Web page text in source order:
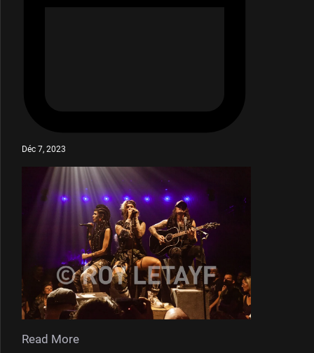
Déc 7, 2023
Read More